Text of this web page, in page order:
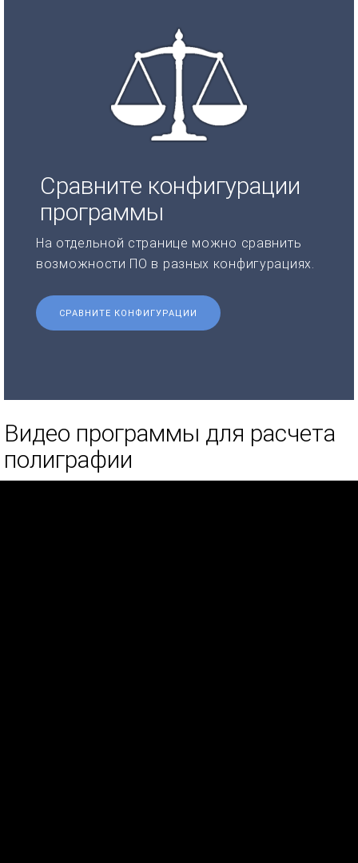
Сравните конфигурации
программы
На отдельной странице можно сравнить
возможности ПО в разных конфигурациях.
СРАВНИТЕ КОНФИГУРАЦИИ
Видео программы для расчета
полиграфии